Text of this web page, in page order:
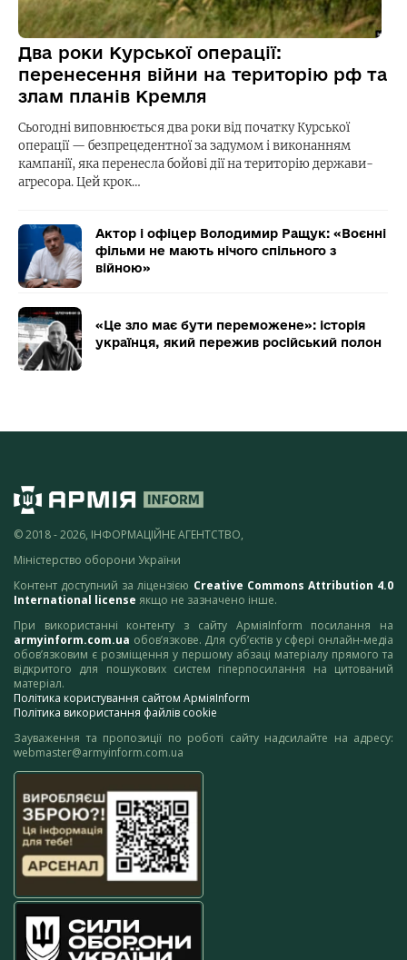
Два роки Курської операції:
перенесення війни на територію рф та
злам планів Кремля
Сьогодні виповнюється два роки від початку Курської
операції — безпрецедентної за задумом і виконанням
кампанії, яка перенесла бойові дії на територію держави-
агресора. Цей крок…
Актор і офіцер Володимир Ращук: «Воєнні
фільми не мають нічого спільного з
війною»
«Це зло має бути переможене»: історія
українця, який пережив російський полон
© 2018 - 2026, ІНФОРМАЦІЙНЕ АГЕНТСТВО,
Міністерство оборони України
Контент доступний за ліцензією Creative Commons Attribution 4.0
International license якщо не зазначено інше.
При використанні контенту з сайту АрміяInform посилання на
armyinform.com.ua обов’язкове. Для суб’єктів у сфері онлайн-медіа
обов’язковим є розміщення у першому абзаці матеріалу прямого та
відкритого для пошукових систем гіперпосилання на цитований
матеріал.
Політика користування сайтом АрміяInform
Політика використання файлів cookie
Зауваження та пропозиції по роботі сайту надсилайте на адресу:
webmaster@armyinform.com.ua